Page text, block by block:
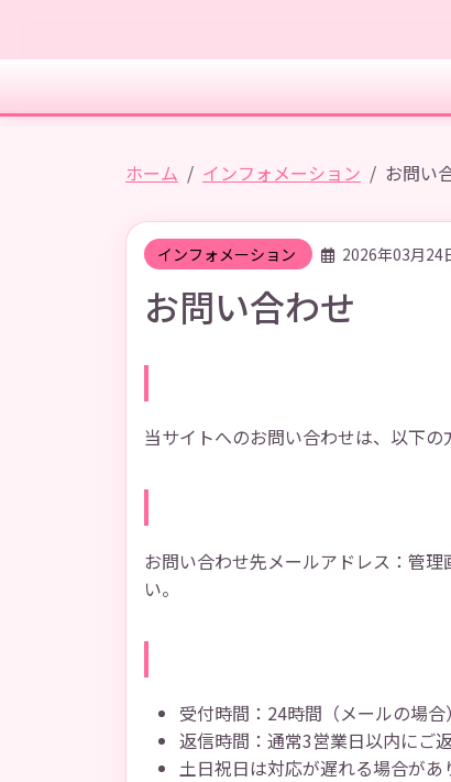
ホーム インフォメーション お問い
インフォメーション 2026年03月24
お問い合わせ
当サイトへのお問い合わせは、以下の
お問い合わせ先メールアドレス：管
い。
受付時間：24時間（メールの場合）
返信時間：通常3営業日以内にご
土日祝日は対応が遅れる場合があ